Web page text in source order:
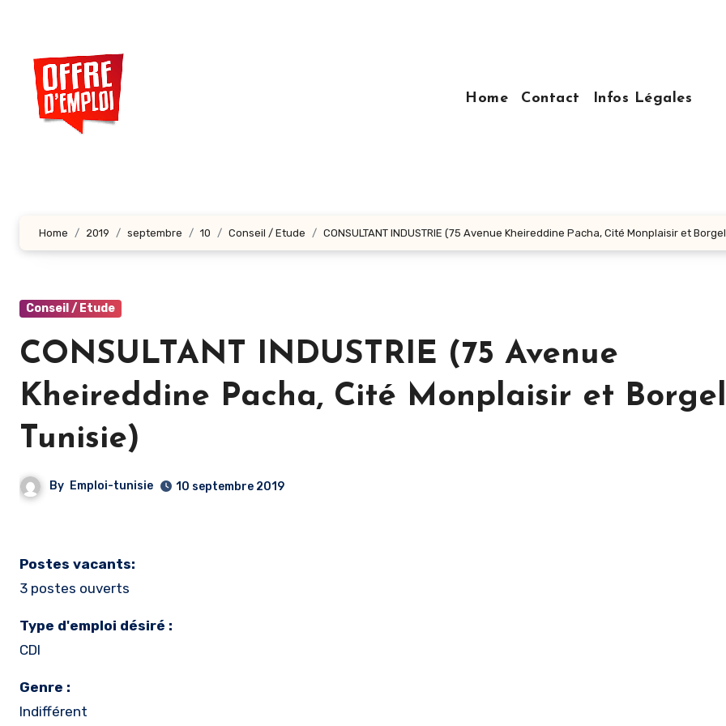
contenu
principal
Home
Contact Infos Légales
Home 2019 septembre 10 Conseil / Etude CONSULTANT INDUSTRIE (75 Avenue Kheireddine Pacha, Cité Monplaisir et
Conseil / Etude
CONSULTANT INDUSTRIE (75 Avenue
Kheireddine Pacha, Cité Monplaisir et
Tunisie)
By Emploi-tunisie 10 septembre 2019
Postes vacants:
3 postes ouverts
Type d'emploi désiré :
CDI
Genre :
Indifférent